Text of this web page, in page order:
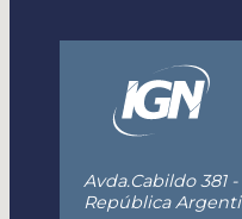
Avda.Cabildo 381 -
República